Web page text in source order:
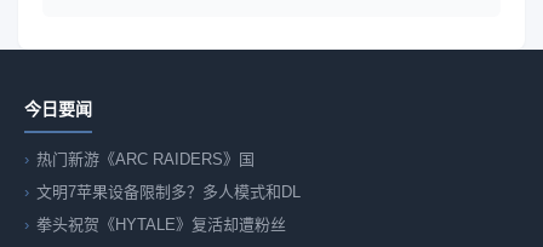
今日要闻
热门新游《ARC RAIDERS》国
文明7苹果设备限制多？多人模式和DL
拳头祝贺《HYTALE》复活却遭粉丝